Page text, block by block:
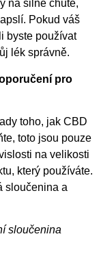
na silné chutě,
Pokud váš
byste používat
lék správně.
pro
toho, jak CBD
toto jsou pouze
na velikosti
který používáte.
sloučenina a
sloučenina